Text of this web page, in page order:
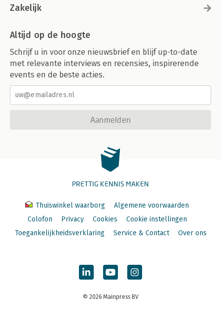
Zakelijk
Altijd op de hoogte
Schrijf u in voor onze nieuwsbrief en blijf up-to-date
met relevante interviews en recensies, inspirerende
events en de beste acties.
Aanmelden
PRETTIG KENNIS MAKEN
Thuiswinkel waarborg
Algemene voorwaarden
Colofon
Privacy Cookies
Cookie instellingen
Toegankelijkheidsverklaring
Service & Contact Over ons
© 2026 Mainpress BV